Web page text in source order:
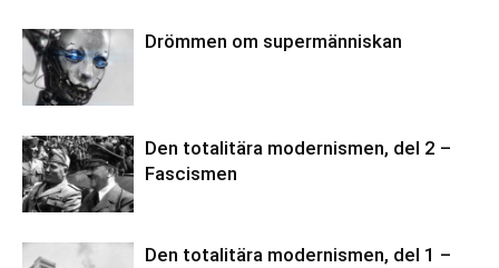
Drömmen om supermänniskan
Den totalitära modernismen, del 2 –
Fascismen
Den totalitära modernismen, del 1 –